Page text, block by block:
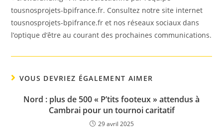
tousnosprojets-bpifrance.fr. Consultez notre site internet
tousnosprojets-bpifrance.fr et nos réseaux sociaux dans
l’optique d’être au courant des prochaines communications.
VOUS DEVRIEZ ÉGALEMENT AIMER
Nord : plus de 500 « P’tits footeux » attendus à
Cambrai pour un tournoi caritatif
29 avril 2025